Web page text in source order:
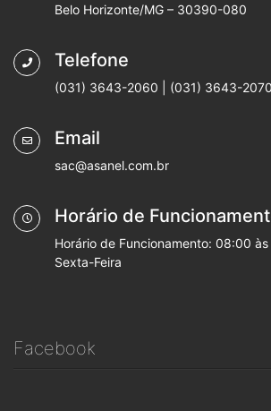
Belo Horizonte/MG – 30390-080
Telefone
(031) 3643-2060 | (031) 3643-2070
Email
sac@asanel.com.br
Horário de
Horário de Funcionamento: 08:00
Sexta-Feira
Facebook